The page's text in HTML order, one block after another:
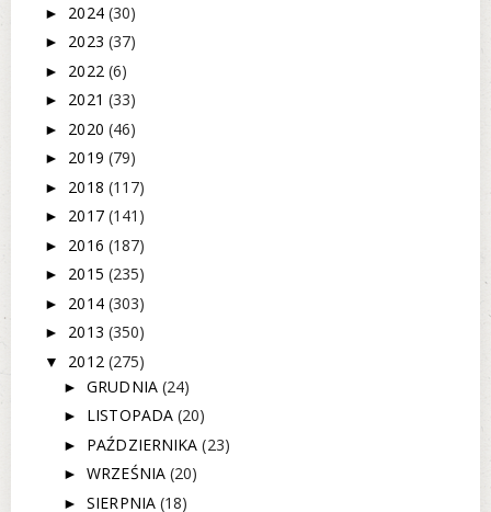
► 2024 (30)
► 2023 (37)
► 2022 (6)
► 2021 (33)
► 2020 (46)
► 2019 (79)
► 2018 (117)
► 2017 (141)
► 2016 (187)
► 2015 (235)
► 2014 (303)
► 2013 (350)
▼ 2012 (275)
►GRUDNIA (24)
► LISTOPADA(20)
► PAŹDZIERNIKA(23)
►WRZEŚNIA(20)
►SIERPNIA(18)